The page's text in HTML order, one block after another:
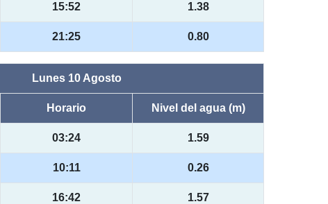
15:52 1.38
21:25 0.80
Lunes 10 Agosto
Horario Nivel del agua (m)
03:24 1.59
10:11 0.26
16:42 1.57